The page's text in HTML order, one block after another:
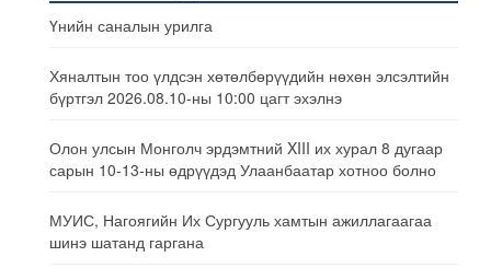
Үнийн саналын урилга
Хяналтын тоо үлдсэн хөтөлбөрүүдийн нөхөн элсэлтийн
бүртгэл 2026.08.10-ны 10:00 цагт эхэлнэ
Олон улсын Монголч эрдэмтний XIII их хурал 8 дугаар
сарын 10-13-ны өдрүүдэд Улаанбаатар хотноо болно
МУИС, Нагоягийн Их Сургууль хамтын ажиллагаагаа
шинэ шатанд гаргана